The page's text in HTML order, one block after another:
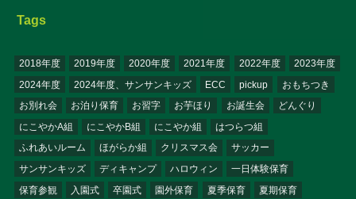
Tags
2018年度 2019年度 2020年度 2021年度 2022年度
2023年度
2024年度
2024年度、サンサンキッズ ECC pickup
おもちつき
お別れ会
お泊り保育 お習字 お芋ほり お誕生会
どんぐり
にこやかA組
にこやかB組 にこやか組
はつらつ組
ふれあいルーム
ほがらか組 クリスマス会
サッカー
サンサンキッズ
ディキャンプ ハロウィン
一日体験保育
保育参観
入園式 卒園式 園外保育 夏季保育
夏期保育